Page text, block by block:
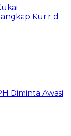
Kurir di
Diminta Awasi